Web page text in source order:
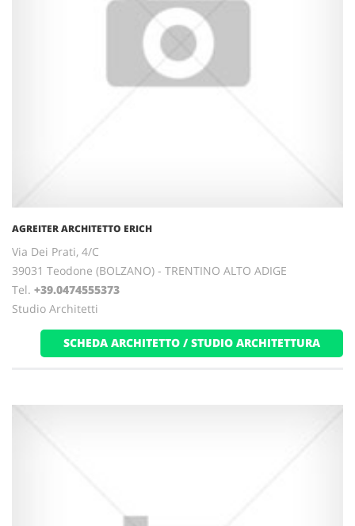
AGREITER ARCHITETTO ERICH
Via Dei Prati, 4/C
39031 Teodone (BOLZANO) - TRENTINO ALTO ADIGE
Tel. +39.0474555373
Studio Architetti
SCHEDA ARCHITETTO / STUDIO ARCHITETTURA